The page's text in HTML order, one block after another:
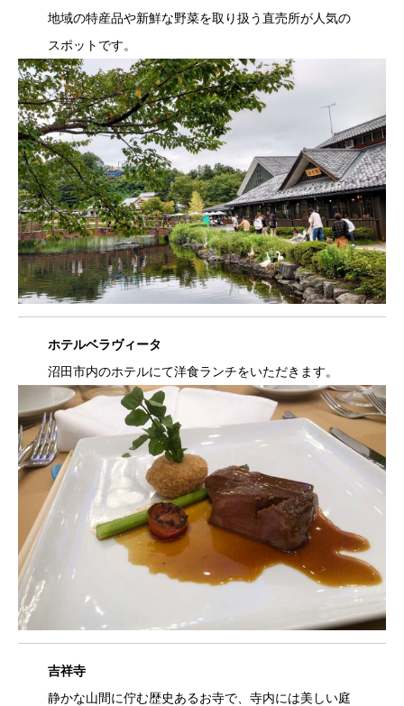
地域の特産品や新鮮な野菜を取り扱う直売所が人気の
スポットです。
ホテルベラヴィータ
沼田市内のホテルにて洋食ランチをいただきます。
吉祥寺
静かな山間に佇む歴史あるお寺で、寺内には美しい庭